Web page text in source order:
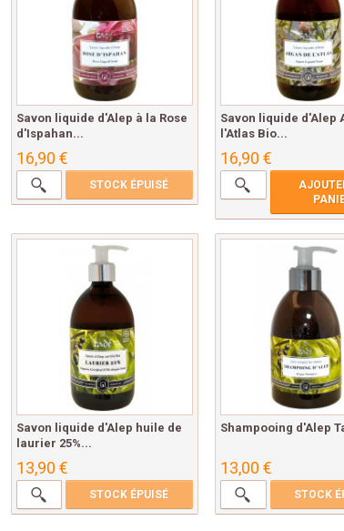
Savon liquide d'Alep à la Rose
d'Ispahan...
16,90 €
STOCK ÉPUISÉ
Savon liquide d'Alep
l'Atlas Bio...
16,90 €
Savon liquide d'Alep huile de
laurier 25%...
13,90 €
STOCK ÉPUISÉ
Shampooing d'Alep
13,00 €
STOCK